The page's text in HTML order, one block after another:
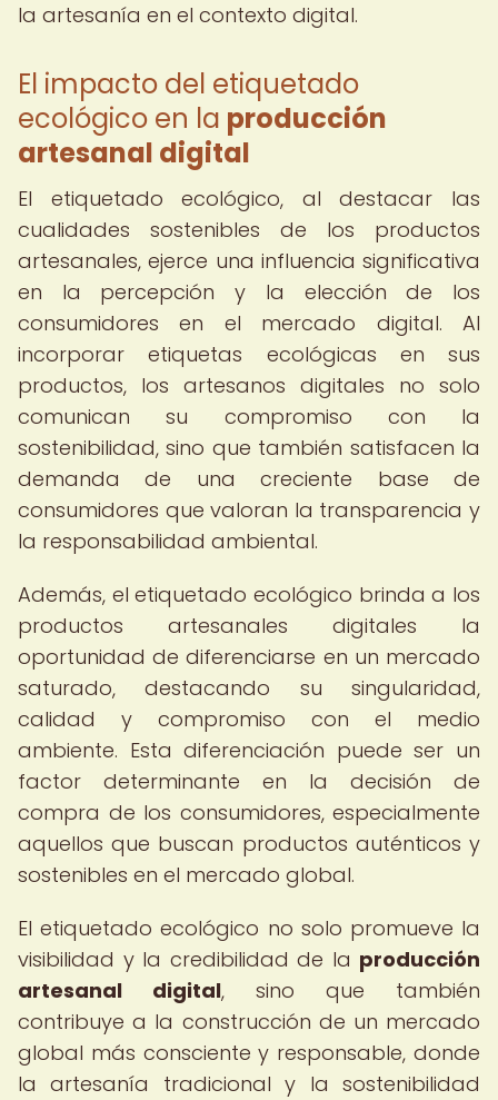
la artesanía en el contexto digital.
El impacto del etiquetado
ecológico en la producción
artesanal digital
El etiquetado ecológico, al destacar las
cualidades sostenibles de los productos
artesanales, ejerce una influencia significativa
en la percepción y la elección de los
consumidores en el mercado digital. Al
incorporar etiquetas ecológicas en sus
productos, los artesanos digitales no solo
comunican su compromiso con la
sostenibilidad, sino que también satisfacen la
demanda de una creciente base de
consumidores que valoran la transparencia y
la responsabilidad ambiental.
Además, el etiquetado ecológico brinda a los
productos artesanales digitales la
oportunidad de diferenciarse en un mercado
saturado, destacando su singularidad,
calidad y compromiso con el medio
ambiente. Esta diferenciación puede ser un
factor determinante en la decisión de
compra de los consumidores, especialmente
aquellos que buscan productos auténticos y
sostenibles en el mercado global.
El etiquetado ecológico no solo promueve la
visibilidad y la credibilidad de la producción
artesanal digital, sino que también
contribuye a la construcción de un mercado
global más consciente y responsable, donde
la artesanía tradicional y la sostenibilidad